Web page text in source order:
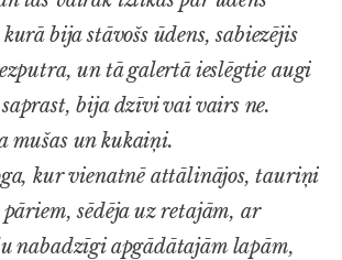
bija stāvošs ūdens, sabiezējis
un tā galertā ieslēgtie augi
bija dzīvi vai vairs ne.
mušas un kukaiņi.
kur vienatnē attālinājos, tauriņi
sēdēja uz retajām, ar
nabadzīgi apgādātajām lapām,